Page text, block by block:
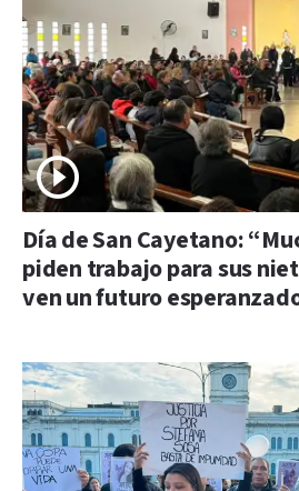
Día de San Cayetano:
piden trabajo para sus
ven un futuro